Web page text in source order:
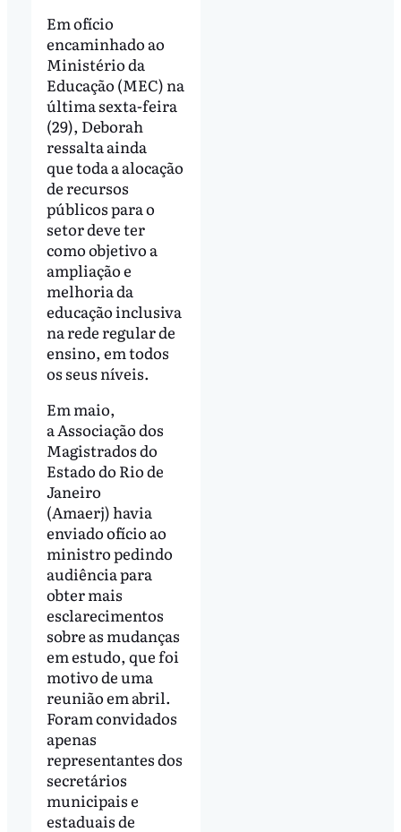
Em ofício
encaminhado ao
Ministério da
Educação (MEC) na
última sexta-feira
(29), Deborah
ressalta ainda
que toda a alocação
de recursos
públicos para o
setor deve ter
como objetivo a
ampliação e
melhoria da
educação inclusiva
na rede regular de
ensino, em todos
os seus níveis.
Em maio,
a Associação dos
Magistrados do
Estado do Rio de
Janeiro
(Amaerj) havia
enviado ofício ao
ministro pedindo
audiência para
obter mais
esclarecimentos
sobre as mudanças
em estudo, que foi
motivo de uma
reunião em abril.
Foram convidados
apenas
representantes dos
secretários
municipais e
estaduais de